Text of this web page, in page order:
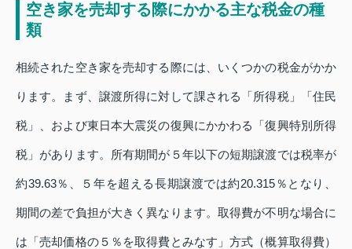
空き家を売却する際にかかる主な税金の種
類
相続された空き家を売却する際には、いくつかの税金がかか
ります。まず、譲渡所得に対して課される「所得税」「住民
税」、および東日本大震災の復興にかかわる「復興特別所得
税」があります。所有期間が５年以下の短期譲渡では税率が
約39.63％、５年を超える長期譲渡では約20.315％となり、
期間の差で負担が大きく異なります。取得費が不明な場合に
は「売却価格の５％を取得費とみなす」方式（概算取得費）